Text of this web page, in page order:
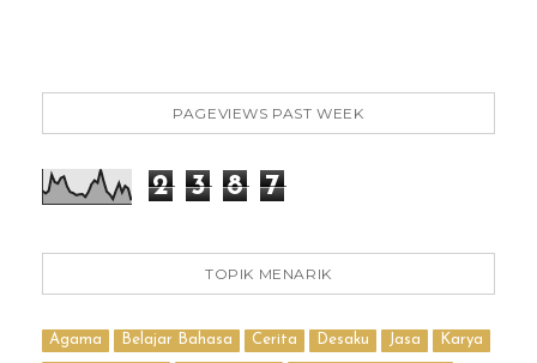
PAGEVIEWS PAST WEEK
2 3 8 7
TOPIK MENARIK
Agama Belajar Bahasa Cerita Desaku Jasa Karya